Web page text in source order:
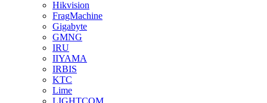
Hikvision
FragMachine
Gigabyte
GMNG
IRU
IIYAMA
IRBIS
KTC
Lime